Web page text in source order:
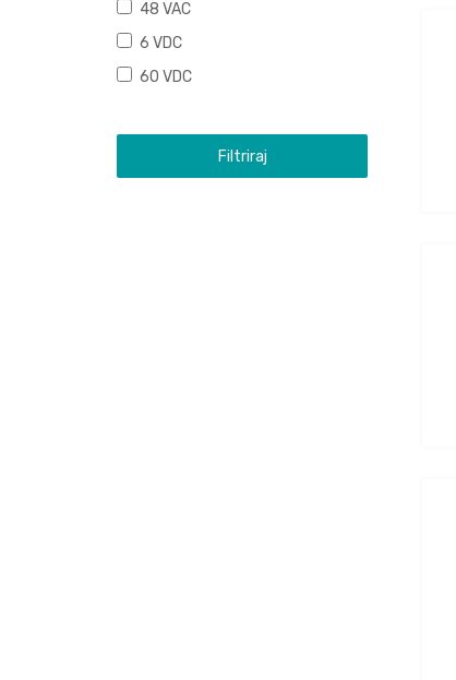
48 VAC
6 VDC
60 VDC
Filtriraj